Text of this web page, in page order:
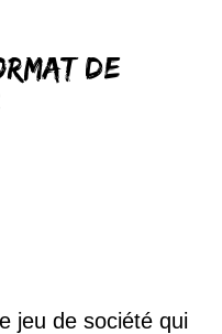
de
jeu de société qui